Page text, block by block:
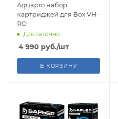
Aquapro набор
картриджей для Box VH-
RO
Достаточно
4 990 руб./шт
В КОРЗИНУ